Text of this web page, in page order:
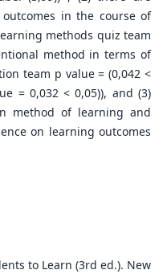
in the course of
methods quiz team
method in terms of
team p value = (0,042 <
= 0,032 < 0,05)), and (3)
method of learning and
on learning outcomes
to Learn (3rd ed.). New